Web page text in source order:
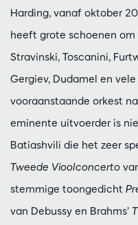
Harding, vanaf oktober
heeft grote schoenen
Stravinski, Toscanini,
Gergiev, Dudamel en
vooraanstaande orkest
eminente uitvoerder is
Batiashvili die het zeer
Tweede Vioolconcerto
stemmige toongedicht
van Debussy en Brahms’